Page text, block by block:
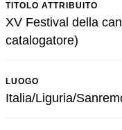
TITOLO ATTRIBUITO
XV Festival della
catalogatore)
LUOGO
Italia/Liguria/